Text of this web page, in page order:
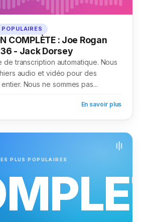
COMPLÈTE : Joe Rogan
- Jack Dorsey
de transcription automatique. Nous
audio et vidéo pour des
Nous ne sommes pas...
En savoir plus
PLUS POPULAIRES